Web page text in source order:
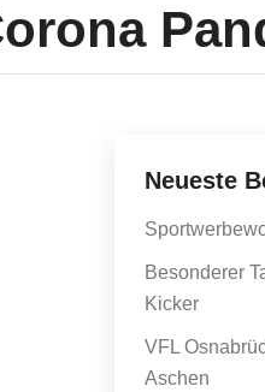
Neueste
Besonderer
Kicker
VFL
Aschen